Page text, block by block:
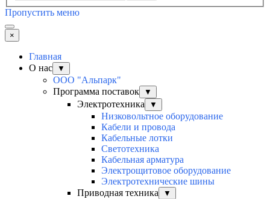
Пропустить меню
×
Главная
О нас
▼
ООО "Альпарк"
Программа поставок
▼
Электротехника ▼
Низковольтное оборудование
Кабели и провода
Кабельные лотки
Светотехника
Кабельная арматура
Электрощитовое оборудование
Электротехнические шины
Приводная техника
▼